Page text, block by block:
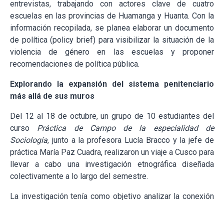
entrevistas, trabajando con actores clave de cuatro
escuelas en las provincias de Huamanga y Huanta. Con la
información recopilada, se planea elaborar un documento
de política (policy brief) para visibilizar la situación de la
violencia de género en las escuelas y proponer
recomendaciones de política pública.
Explorando la expansión del sistema penitenciario
más allá de sus muros
Del 12 al 18 de octubre, un grupo de 10 estudiantes del
curso Práctica de Campo de la especialidad de
Sociología, junto a la profesora Lucía Bracco y la jefe de
práctica María Paz Cuadra, realizaron un viaje a Cusco para
llevar a cabo una investigación etnográfica diseñada
colectivamente a lo largo del semestre.
La investigación tenía como objetivo analizar la conexión